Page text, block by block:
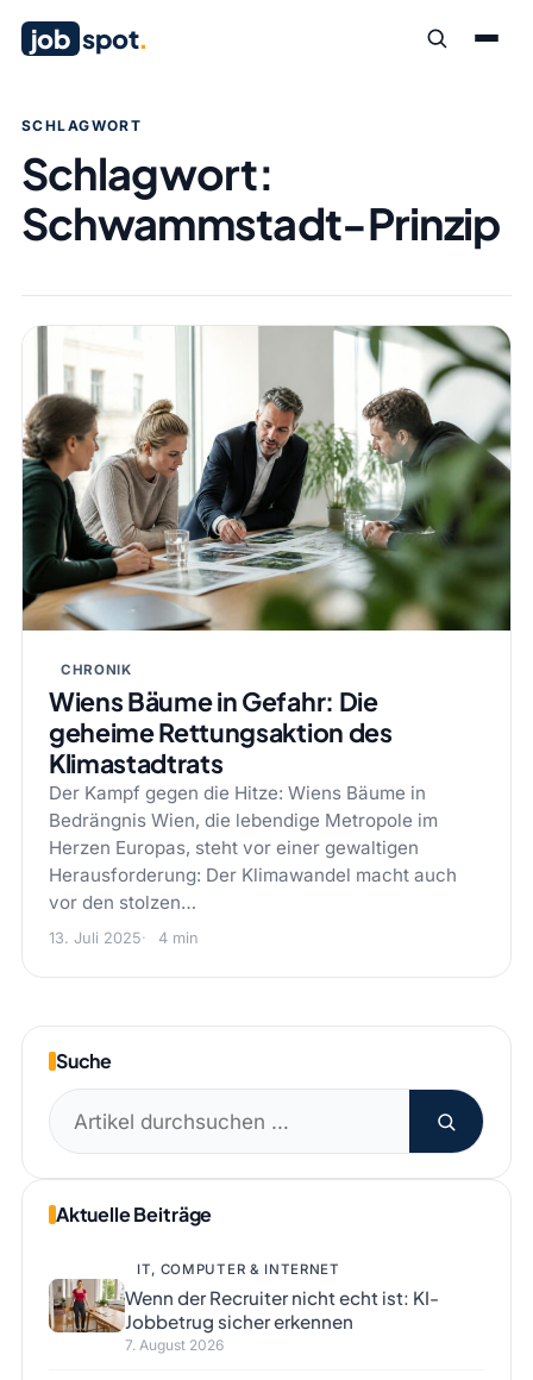
job spot.
SCHLAGWORT
Schlagwort:
Schwammstadt-Prinzip
CHRONIK
Wiens Bäume in Gefahr: Die
geheime Rettungsaktion des
Klimastadtrats
Der Kampf gegen die Hitze: Wiens Bäume in
Bedrängnis Wien, die lebendige Metropole im
Herzen Europas, steht vor einer gewaltigen
Herausforderung: Der Klimawandel macht auch
vor den stolzen…
13. Juli 2025 4 min
Suche
Suchen
nach:
Aktuelle Beiträge
IT, COMPUTER & INTERNET
Wenn der Recruiter nicht echt ist: KI-
Jobbetrug sicher erkennen
7. August 2026